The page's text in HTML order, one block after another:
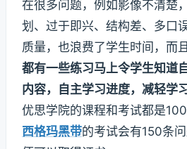
在很多问题，例如影像不清楚
划、过于即兴、结构差、多口
质量，也浪费了学生时间，而
都有一些练习马上令学生知道
内容，自主学习进度，减轻学
优思学院的课程和考试都是
西格玛黑带的考试会有150条